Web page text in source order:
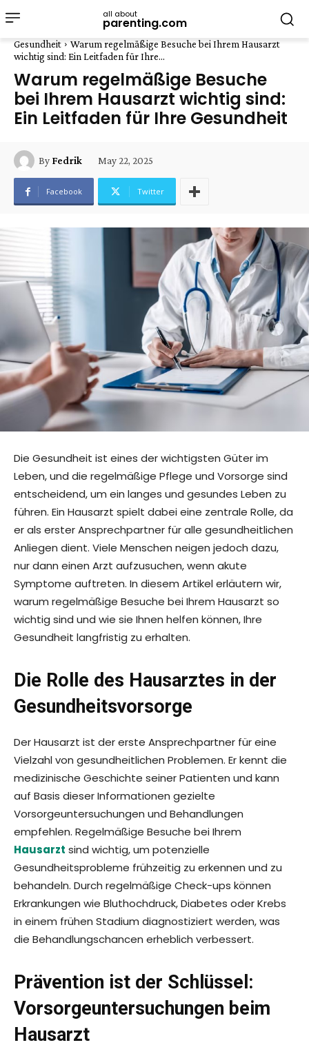
all about
parenting.com
Gesundheit
Warum regelmäßige Besuche bei Ihrem Hausarzt
wichtig sind: Ein Leitfaden für Ihre...
Warum regelmäßige Besuche
bei Ihrem Hausarzt wichtig sind:
Ein Leitfaden für Ihre Gesundheit
By Fedrik May 22, 2025
Facebook Twitter
Die Gesundheit ist eines der wichtigsten Güter im
Leben, und die regelmäßige Pflege und Vorsorge sind
entscheidend, um ein langes und gesundes Leben zu
führen. Ein Hausarzt spielt dabei eine zentrale Rolle, da
er als erster Ansprechpartner für alle gesundheitlichen
Anliegen dient. Viele Menschen neigen jedoch dazu,
nur dann einen Arzt aufzusuchen, wenn akute
Symptome auftreten. In diesem Artikel erläutern wir,
warum regelmäßige Besuche bei Ihrem Hausarzt so
wichtig sind und wie sie Ihnen helfen können, Ihre
Gesundheit langfristig zu erhalten.
Die Rolle des Hausarztes in der
Gesundheitsvorsorge
Der Hausarzt ist der erste Ansprechpartner für eine
Vielzahl von gesundheitlichen Problemen. Er kennt die
medizinische Geschichte seiner Patienten und kann
auf Basis dieser Informationen gezielte
Vorsorgeuntersuchungen und Behandlungen
empfehlen. Regelmäßige Besuche bei Ihrem
Hausarzt sind wichtig, um potenzielle
Gesundheitsprobleme frühzeitig zu erkennen und zu
behandeln. Durch regelmäßige Check-ups können
Erkrankungen wie Bluthochdruck, Diabetes oder Krebs
in einem frühen Stadium diagnostiziert werden, was
die Behandlungschancen erheblich verbessert.
Prävention ist der Schlüssel:
Vorsorgeuntersuchungen beim
Hausarzt